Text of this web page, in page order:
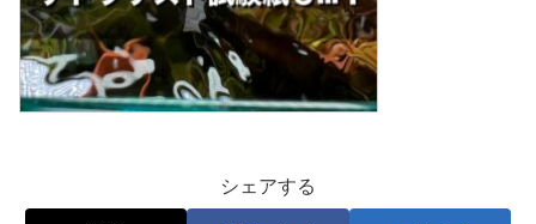
シェアする